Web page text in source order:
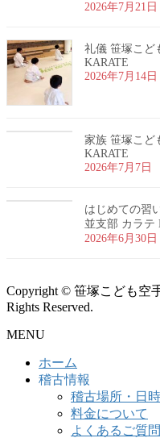
2026年7月21日
礼儀 笹塚こど
KARATE
2026年7月14日
家族 笹塚こど
KARATE
2026年7月7日
はじめての習
並支部 カラテ
2026年6月30日
Copyright © 笹塚こども空
Rights Reserved.
MENU
ホーム
稽古情報
稽古場所・日
料金について
よくあるご質問